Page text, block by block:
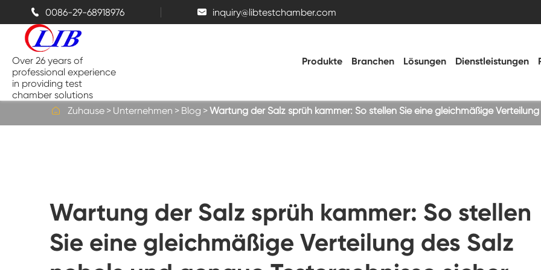
 0086-29-68918976  inquiry@libtestchamber.com
Over 26 years of
professional experience
in providing test
chamber solutions
Produkte
Thermische Kammern
Salz sprüh kammern
Vibrations kammer
Hohe Niedertemperatur-Test kammer
Branchen Lösungen Dienstleistungen
 Zuhause Unternehmen Blog Wartung der Salz sprüh kammer: So stellen Sie eine gleichmäßige
Wartung der Salz sprüh kammer: So stellen
Sie eine gleichmäßige Verteilung des Salz